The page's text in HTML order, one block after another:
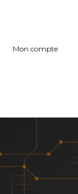
Mon compte